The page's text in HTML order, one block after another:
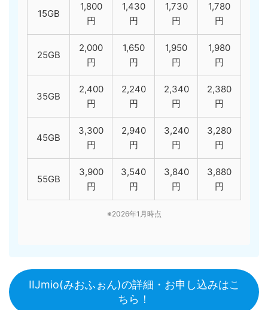
15GB
1,800
円
1,430
円
1,730
円
1,780
円
25GB
2,000
円
1,650
円
1,950
円
1,980
円
35GB
2,400
円
2,240
円
2,340
円
2,380
円
45GB
3,300
円
2,940
円
3,240
円
3,280
円
55GB
3,900
円
3,540
円
3,840
円
3,880
円
※2026年1月時点
IIJmio(みおふぉん)の詳細・お申し込みはこ
ちら！